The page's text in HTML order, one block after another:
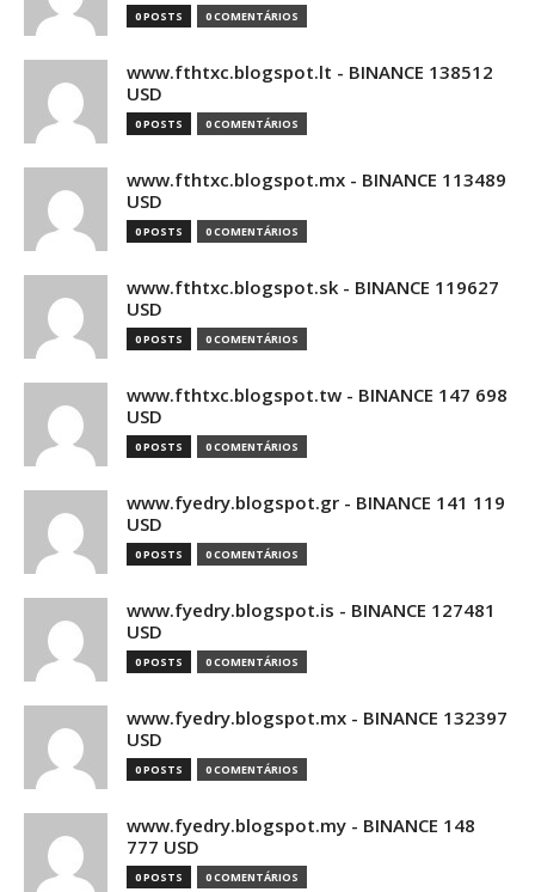
0 POSTS 0 COMENTÁRIOS
www.fthtxc.blogspot.lt - BINANCE 138512
USD
0 POSTS 0 COMENTÁRIOS
www.fthtxc.blogspot.mx - BINANCE 113489
USD
0 POSTS 0 COMENTÁRIOS
www.fthtxc.blogspot.sk - BINANCE 119627
USD
0 POSTS 0 COMENTÁRIOS
www.fthtxc.blogspot.tw - BINANCE 147 698
USD
0 POSTS 0 COMENTÁRIOS
www.fyedry.blogspot.gr - BINANCE 141 119
USD
0 POSTS 0 COMENTÁRIOS
www.fyedry.blogspot.is - BINANCE 127481
USD
0 POSTS 0 COMENTÁRIOS
www.fyedry.blogspot.mx - BINANCE 132397
USD
0 POSTS 0 COMENTÁRIOS
www.fyedry.blogspot.my - BINANCE 148
777 USD
0 POSTS 0 COMENTÁRIOS